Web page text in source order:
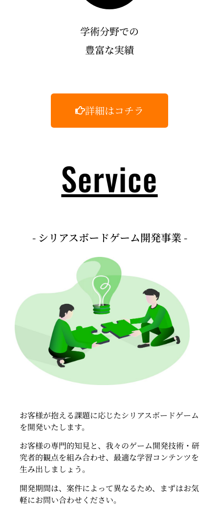
学術分野での
豊富な実績
詳細はコチラ
Service
- シリアスボードゲーム開発事業 -
お客様が抱える課題に応じたシリアスボードゲーム
を開発いたします。
お客様の専門的知見と、我々のゲーム開発技術・研
究者的観点を組み合わせ、最適な学習コンテンツを
生み出しましょう。
開発期間は、案件によって異なるため、まずはお気
軽にお問い合わせください。